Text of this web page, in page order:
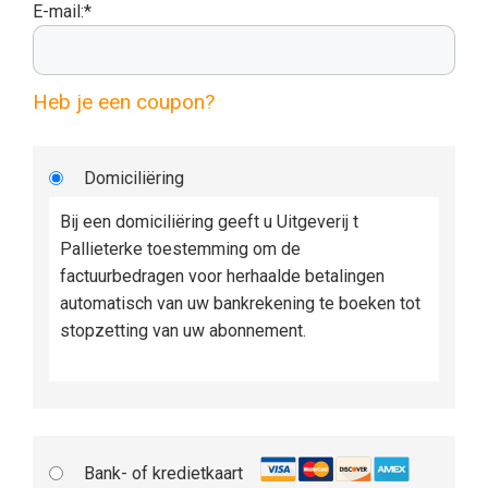
E-mail:*
Heb je een coupon?
Domiciliëring
Bij een domiciliëring geeft u Uitgeverij t
Pallieterke toestemming om de
factuurbedragen voor herhaalde betalingen
automatisch van uw bankrekening te boeken tot
stopzetting van uw abonnement.
Bank- of kredietkaart